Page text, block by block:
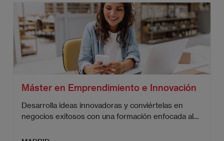
Máster en Emprendimiento e Innovación
Desarrolla ideas innovadoras y conviértelas en
negocios exitosos con una formación enfocada al